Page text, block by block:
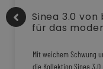
Sinea 3.0
für das
Mit weichem Schwung
die Kollektion Sinea